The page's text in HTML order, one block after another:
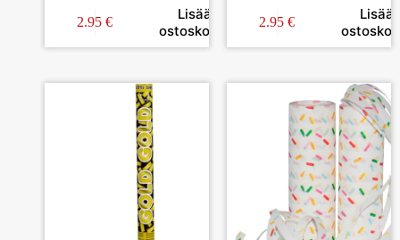
2.95 €
Lisää
ostoskoriin
2.95 €
Lisää